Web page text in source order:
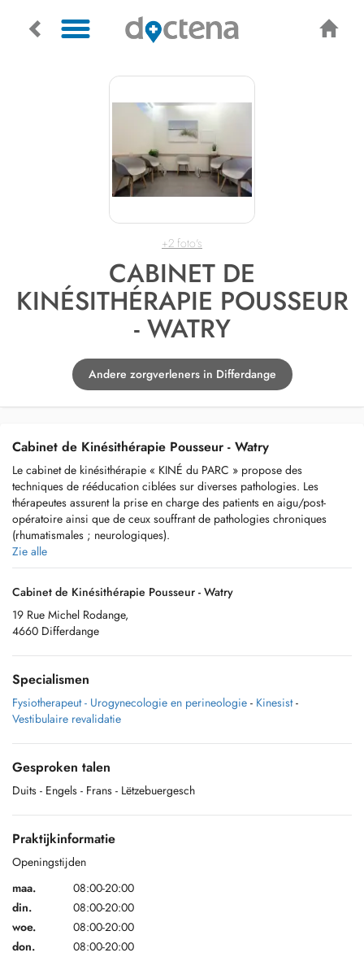
+2 foto's
CABINET DE
KINÉSITHÉRAPIE POUSSEUR
- WATRY
Andere zorgverleners in Differdange
Cabinet de Kinésithérapie Pousseur - Watry
Le cabinet de kinésithérapie « KINÉ du PARC » propose des
techniques de rééducation ciblées sur diverses pathologies. Les
thérapeutes assurent la prise en charge des patients en aigu/post-
opératoire ainsi que de ceux souffrant de pathologies chroniques
(rhumatismales ; neurologiques).
Notre principal domaine d’action est le traitement des problèmes liés
au système locomoteur, mais aussi les traitements plus spécifiques tels
que les rééducations uro-gynécologiques, vestibulaires et maxillo-
Notre équipe est composée de 4 kinésithérapeutes, Madame Gaëlle
Pousseur, Madame Géraldine Watry, Madame Julie Bouvy et Monsieur
Sébastien Jouniaux.
Zie alle
Cabinet de Kinésithérapie Pousseur - Watry
19 Rue Michel Rodange,
4660 Differdange
Specialismen
Fysiotherapeut - Urogynecologie en perineologie - Kinesist -
Vestibulaire revalidatie
Gesproken talen
Duits - Engels - Frans - Lëtzebuergesch
Praktijkinformatie
Openingstijden
maa.
08:00-20:00
din.
08:00-20:00
woe.
08:00-20:00
don.
08:00-20:00